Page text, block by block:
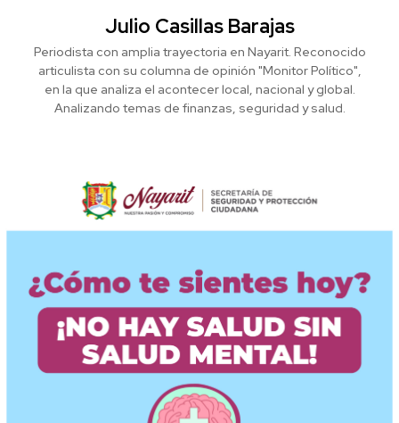
Julio Casillas Barajas
Periodista con amplia trayectoria en Nayarit. Reconocido
articulista con su columna de opinión "Monitor Político",
en la que analiza el acontecer local, nacional y global.
Analizando temas de finanzas, seguridad y salud.